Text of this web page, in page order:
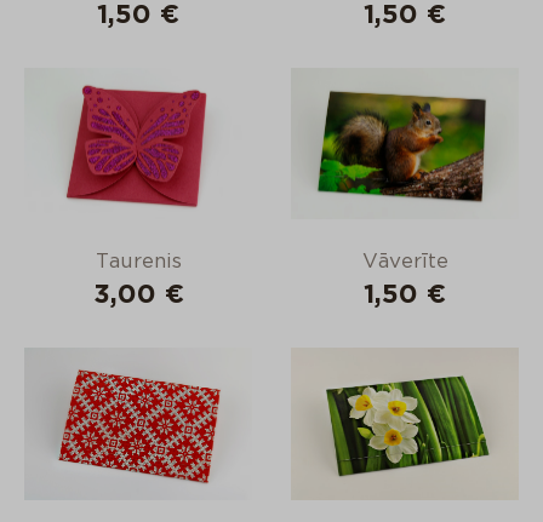
1,50 € 1,50 €
Taurenis
3,00 €
Vāverīte
1,50 €